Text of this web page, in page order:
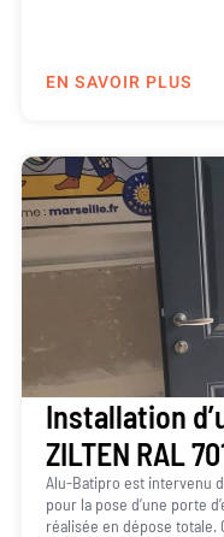
EN SAVOIR PLUS
Installation
ZILTEN RAL
Alu-Batipro est intervenu
pour la pose d’une porte
réalisée en dépose totale.